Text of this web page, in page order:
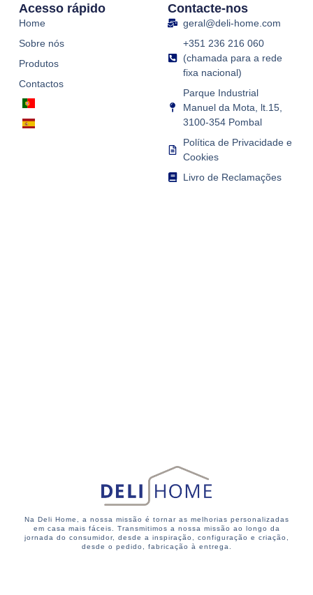
Na Deli Home, a nossa missão é tornar as melhorias personalizadas
em casa mais fáceis. Transmitimos a nossa missão ao longo da
jornada do consumidor, desde a inspiração, configuração e criação,
desde o pedido, fabricação à entrega.
Acesso rápido
Home
Sobre nós
Produtos
Contactos
Contacte-nos
geral@deli-home.com
+351 236 216 060
(chamada para a rede
fixa nacional)
Parque Industrial
Manuel da Mota, lt.15,
3100-354 Pombal
Política de Privacidade e
Cookies
Livro de Reclamações